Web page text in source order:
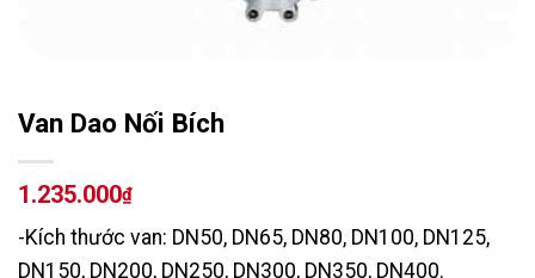
Van Dao Nối Bích
1.235.000₫
-Kích thước van: DN50, DN65, DN80, DN100, DN125,
DN150, DN200, DN250, DN300, DN350, DN400.